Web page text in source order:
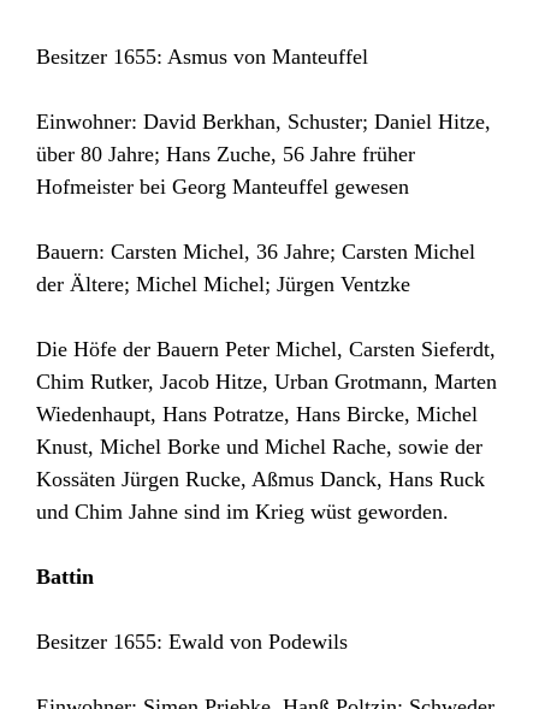
Besitzer 1655: Asmus von Manteuffel
Einwohner: David Berkhan, Schuster; Daniel Hitze,
über 80 Jahre; Hans Zuche, 56 Jahre früher
Hofmeister bei Georg Manteuffel gewesen
Bauern: Carsten Michel, 36 Jahre; Carsten Michel
der Ältere; Michel Michel; Jürgen Ventzke
Die Höfe der Bauern Peter Michel, Carsten Sieferdt,
Chim Rutker, Jacob Hitze, Urban Grotmann, Marten
Wiedenhaupt, Hans Potratze, Hans Bircke, Michel
Knust, Michel Borke und Michel Rache, sowie der
Kossäten Jürgen Rucke, Aßmus Danck, Hans Ruck
und Chim Jahne sind im Krieg wüst geworden.
Battin
Besitzer 1655: Ewald von Podewils